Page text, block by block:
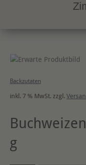
content
Backzutaten
inkl. 7 % MwSt. zzgl.
g